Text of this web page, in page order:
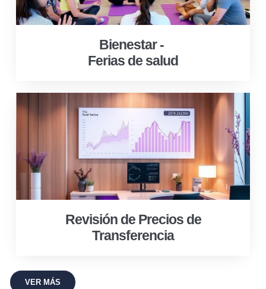
Bienestar -
Ferias de salud
Revisión de Precios de
Transferencia
VER MÁS